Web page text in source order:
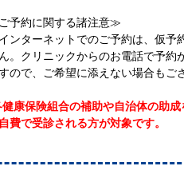
予約に関する諸注意≫​
インターネットでのご予約は、仮
。クリニックからのお電話で予約
ので、ご希望に添えない場合もご
健康保険組合の補助や自治体の助
費で受診される方が対象です。​​